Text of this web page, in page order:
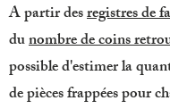
A partir desregistres de
dunombre de coins
possible d'estimer la
de pièces frappées pour